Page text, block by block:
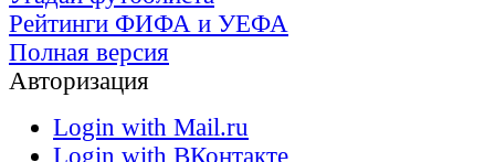
Рейтинги ФИФА и УЕФА
Полная версия
Авторизация
Login with Mail.ru
Login with ВКонтакте